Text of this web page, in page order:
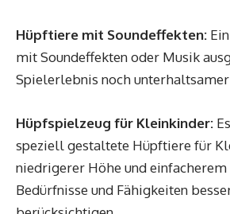
Hüpftiere mit Soundeffekten:
mit Soundeffekten oder Musik
Spielerlebnis noch
Hüpfspielzeug für Kleinkinder:
speziell gestaltete Hüpftiere für
niedrigerer Höhe und
Bedürfnisse und Fähigkeiten